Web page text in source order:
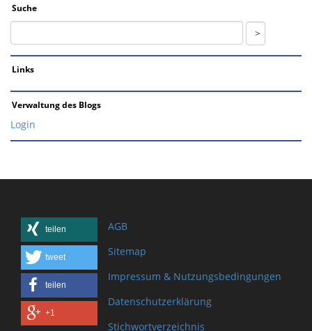
Suche
Links
Verwaltung des Blogs
Login
teilen
tweet
teilen
+1
AGB
Sitemap
Impressum & Nutzungsbedingungen
Datenschutzerklärung
Stichwortverzeichnis